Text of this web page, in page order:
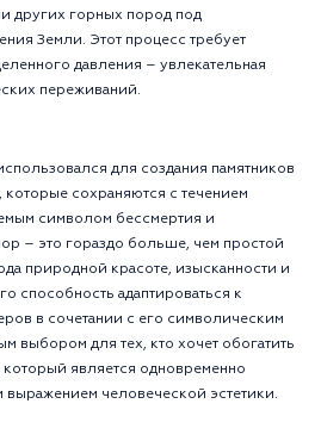
других горных пород под
Земли. Этот процесс требует
давления – увлекательная
переживаний.
для создания памятников
которые сохраняются с течением
символом бессмертия и
– это гораздо больше, чем простой
природной красоте, изысканности и
способность адаптироваться к
в сочетании с его символическим
выбором для тех, кто хочет обогатить
который является одновременно
выражением человеческой эстетики.